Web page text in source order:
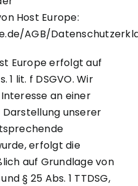
Host Europe:
AGB/
Europe erfolgt auf
1 lit. f DSGVO. Wir
an einer
unserer
erfolgt die
auf Grundlage von
§ 25 Abs. 1 TTDSG,